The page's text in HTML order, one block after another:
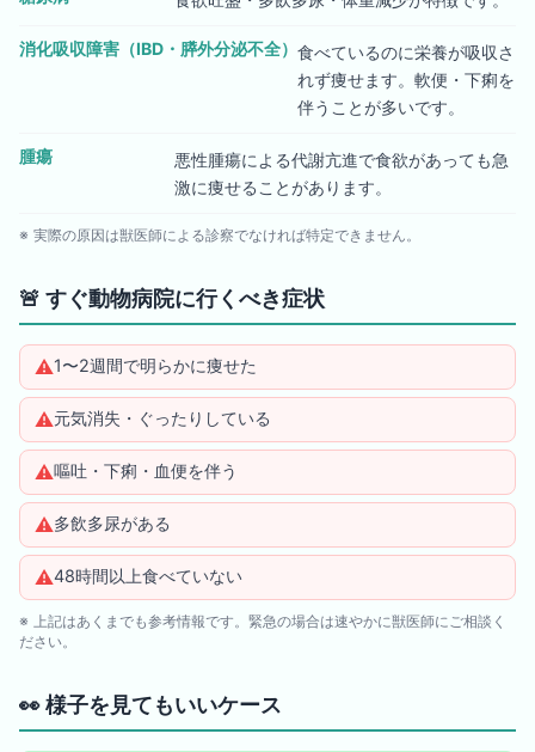
消化吸収障害（IBD・膵外分泌不全） 食べているのに栄養が吸収さ
れず痩せます。軟便・下痢を
伴うことが多いです。
腫瘍
悪性腫瘍による代謝亢進で食欲があっても急
激に痩せることがあります。
※ 実際の原因は獣医師による診察でなければ特定できません。
🚨 すぐ動物病院に行くべき症状
⚠️1〜2週間で明らかに痩せた
⚠️元気消失・ぐったりしている
⚠️嘔吐・下痢・血便を伴う
⚠️多飲多尿がある
⚠️48時間以上食べていない
※ 上記はあくまでも参考情報です。緊急の場合は速やかに獣医師にご相談く
ださい。
👀様子を見てもいいケース